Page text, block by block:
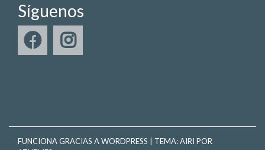
Síguenos
FUNCIONA GRACIAS A WORDPRESS TEMA:AIRI POR